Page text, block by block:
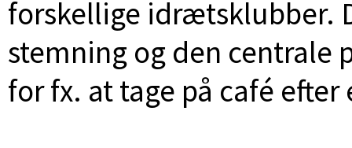
forskellige idrætsklubber.
stemning og den centrale
for fx. at tage på café